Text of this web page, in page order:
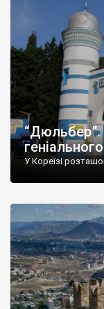
“Дюльбер”.
У Кореїзі